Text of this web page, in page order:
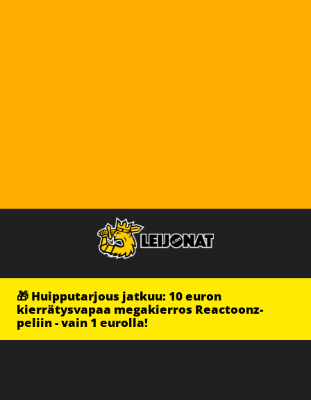
🎁 Huipputarjous jatkuu: 10 euron
kierrätysvapaa megakierros Reactoonz-
peliin - vain 1 eurolla!